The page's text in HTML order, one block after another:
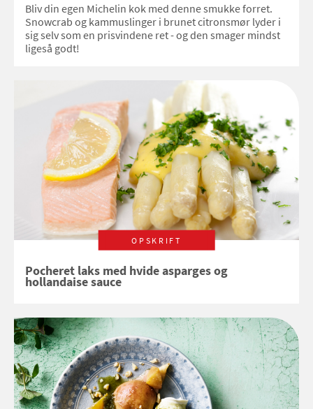
Bliv din egen Michelin kok med denne smukke forret.
Snowcrab og kammuslinger i brunet citronsmør lyder i
sig selv som en prisvindene ret - og den smager mindst
ligeså godt!
OPSKRIFT
Pocheret laks med hvide asparges og
hollandaise sauce